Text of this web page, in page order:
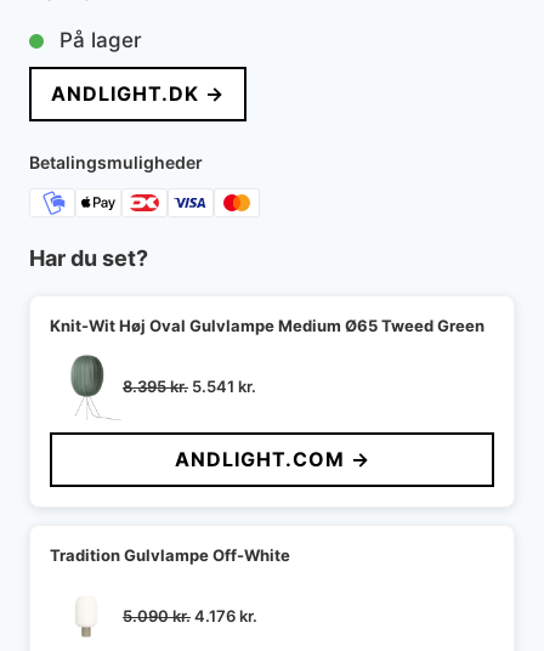
På lager
ANDLIGHT.DK →
Betalingsmuligheder
Har du set?
Knit-Wit Høj Oval Gulvlampe Medium Ø65 Tweed Green
8.395kr. Den
pris
var:
8.395 kr..
5.541 kr.
pris
er:
5.541 kr..
ANDLIGHT.COM →
Tradition Gulvlampe Off-White
5.090kr.Den
4.176kr.